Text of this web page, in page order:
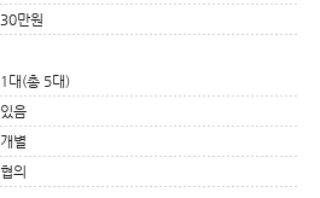
30만원
1대(총 5대)
있음
개별
협의